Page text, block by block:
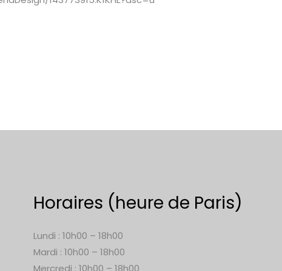
Horaires (heure de Paris)
Lundi : 10h00 – 18h00
Mardi : 10h00 – 18h00
Mercredi : 10h00 – 18h00